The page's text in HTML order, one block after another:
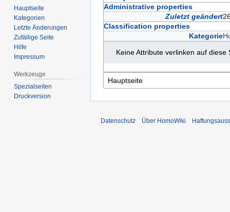
Navigation
Suche
Administrative properties
Zuletzt geändert
Classification properties
Kategorie
Keine Attribute verlinken auf diese
Hauptseite
Kategorien
Letzte Änderungen
Zufällige Seite
Hilfe
Impressum
Werkzeuge
Spezialseiten
Druckversion
Datenschutz Über HomoWiki